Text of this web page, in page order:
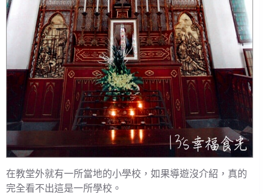
在教堂外就有一所當地的小學校，如果導遊沒介紹，真的
完全看不出這是一所學校。